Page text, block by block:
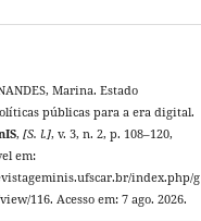
Marina. Estado
públicas para a era digital.
,[S. l.], v. 3, n. 2, p. 108–120,
em:
index.php/g
116. Acesso em: 7 ago. 2026.